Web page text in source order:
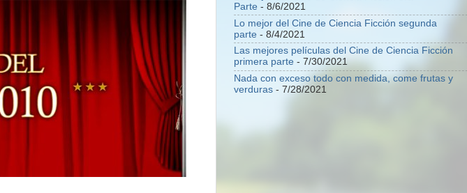
Parte - 8/6/2021
Lo mejor del Cine de Ciencia Ficción segunda
parte - 8/4/2021
Las mejores películas del Cine de Ciencia Ficción
primera parte - 7/30/2021
Nada con exceso todo con medida, come frutas y
verduras - 7/28/2021